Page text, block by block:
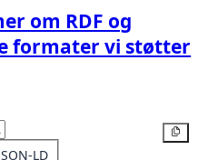
om RDF og
formater vi støtter
LD